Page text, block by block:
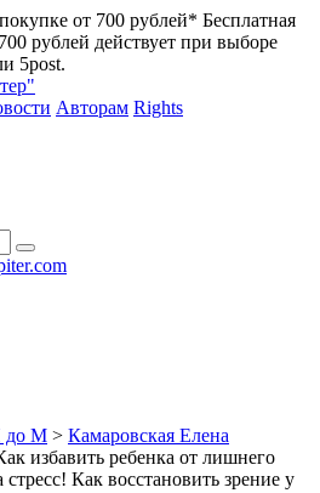
от 700 рублей* Бесплатная
рублей действует при выборе
5post.
Авторам Rights
до М > Камаровская Елена
избавить ребенка от лишнего
Как восстановить зрение у